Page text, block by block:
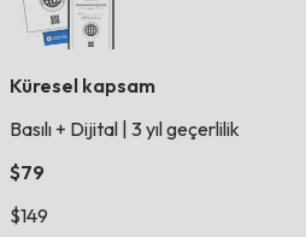
Küresel kapsam
Basılı + Dijital 3 yıl geçerlilik
$79
$149